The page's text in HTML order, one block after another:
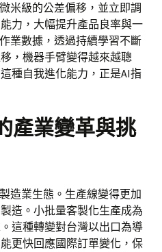
米級的公差偏移，並立即調
力，大幅提升產品良率與一
業數據，透過持續學習不斷
，機器手臂變得越來越聰
種自我進化能力，正是AI指
產業變革與挑
造業生態。生產線變得更加
造。小批量客製化生產成為
這種轉變對台灣以出口為導
更快回應國際訂單變化，保